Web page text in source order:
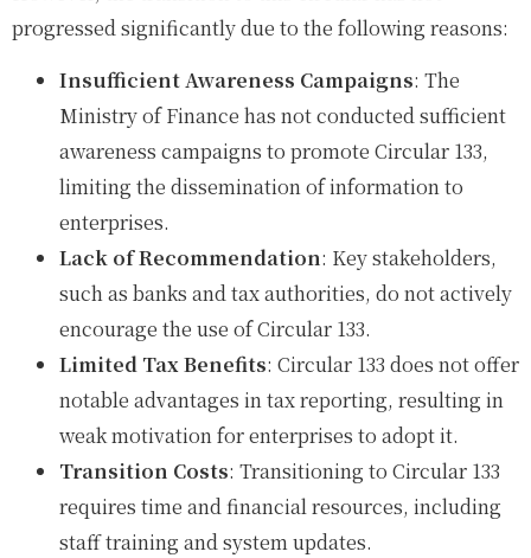
progressed significantly due to the following reasons:
Insufficient Awareness Campaigns: The
Ministry of Finance has not conducted sufficient
awareness campaigns to promote Circular 133,
limiting the dissemination of information to
enterprises.
Lack of Recommendation: Key stakeholders,
such as banks and tax authorities, do not actively
encourage the use of Circular 133.
Limited Tax Benefits: Circular 133 does not offer
notable advantages in tax reporting, resulting in
weak motivation for enterprises to adopt it.
Transition Costs: Transitioning to Circular 133
requires time and financial resources, including
staff training and system updates.